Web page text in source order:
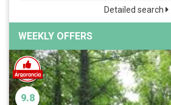
Detailed search
WEEKLY OFFERS
9.8